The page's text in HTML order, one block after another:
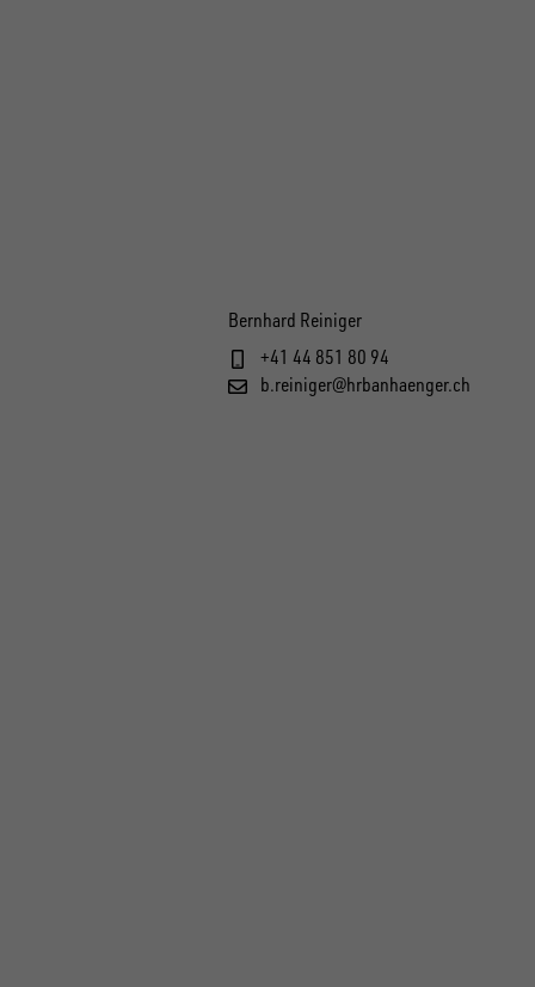
Bernhard Reiniger
+41 44 851 80 94
b.reiniger@hrbanhaenger.ch